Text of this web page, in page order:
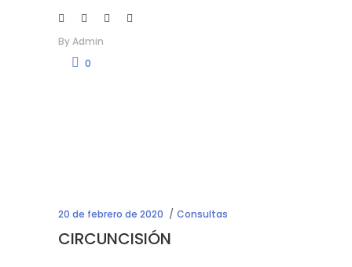
ByAdmin
0
20 de febrero de 2020 Consultas
CIRCUNCISIÓN